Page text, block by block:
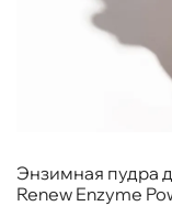
Энзимная пудра
Renew Enzyme